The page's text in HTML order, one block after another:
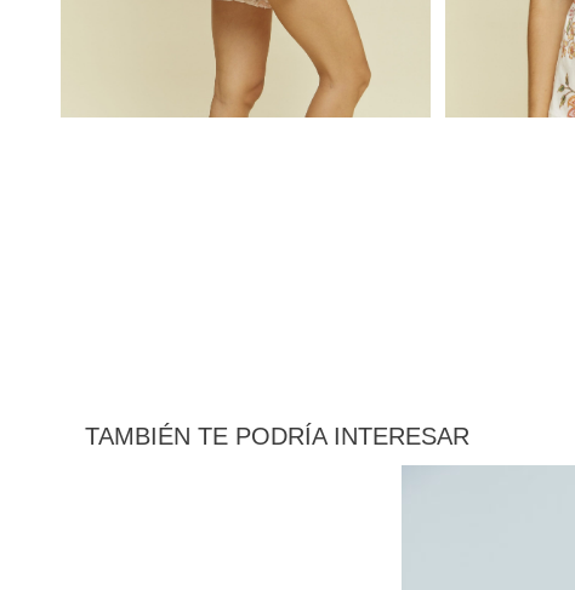
TAMBIÉN TE PODRÍA INTERESAR